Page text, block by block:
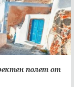
полет от